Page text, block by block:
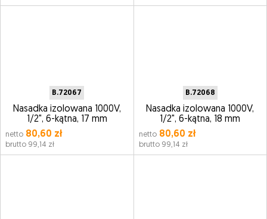
B.72067
Nasadka izolowana 1000V,
1/2", 6-kątna, 17 mm
netto 80,60 zł
brutto 99,14 zł
B.72068
Nasadka izolowana 1000V,
1/2", 6-kątna, 18 mm
netto80,60 zł
brutto 99,14 zł